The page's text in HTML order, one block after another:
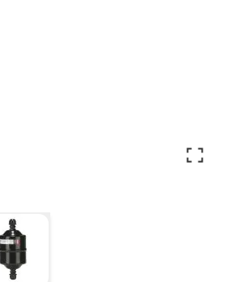
View larger image